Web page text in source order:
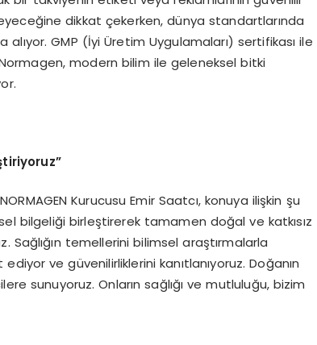
dikkat çekerken, dünya standartlarında
alıyor. GMP (İyi Üretim Uygulamaları) sertifikası ile
modern bilim ile geleneksel bitki
Kurucusu Emir Saatcı, konuya ilişkin şu
bilgeliği birleştirerek tamamen doğal ve katkısız
Sağlığın temellerini bilimsel araştırmalarla
ve güvenilirliklerini kanıtlanıyoruz. Doğanın
sunuyoruz. Onların sağlığı ve mutluluğu, bizim